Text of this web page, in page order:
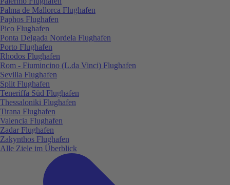
Palma de Mallorca Flughafen
Paphos Flughafen
Pico Flughafen
Ponta Delgada Nordela Flughafen
Porto Flughafen
Rhodos Flughafen
Rom - Fiumincino (L.da Vinci) Flughafen
Sevilla Flughafen
Split Flughafen
Teneriffa Süd Flughafen
Thessaloniki Flughafen
Tirana Flughafen
Valencia Flughafen
Zadar Flughafen
Zakynthos Flughafen
Alle Ziele im Überblick